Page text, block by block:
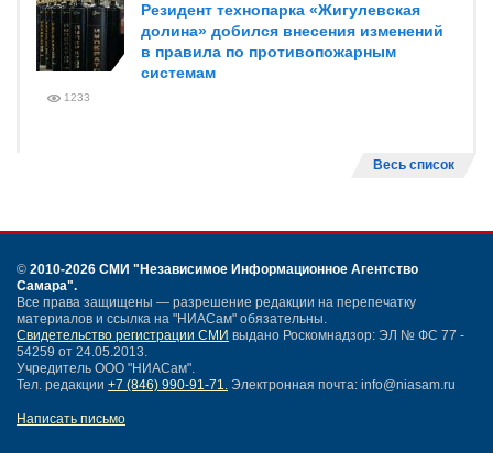
Резидент технопарка «Жигулевская
долина» добился внесения изменений
в правила по противопожарным
системам
1233
Весь список
© 2010-2026 СМИ "Независимое Информационное Агентство
Самара".
Все права защищены — разрешение редакции на перепечатку
материалов и ссылка на "НИАСам" обязательны.
Свидетельство регистрации СМИ выдано Роскомнадзор: ЭЛ № ФС 77 -
54259 от 24.05.2013.
Учредитель ООО "НИАСам".
Тел. редакции +7 (846) 990-91-71. Электронная почта: info@niasam.ru
Написать письмо